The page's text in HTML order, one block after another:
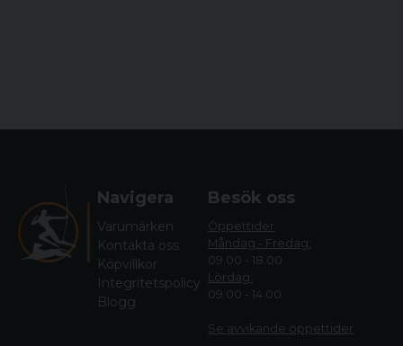
Navigera
Varumärken
Kontakta oss
Köpvillkor
Integritetspolicy
Blogg
Besök oss
Öppettider
Måndag - Fredag:
09.00 - 18.00
Lördag:
09.00 - 14.00
Se avvikande öppettider